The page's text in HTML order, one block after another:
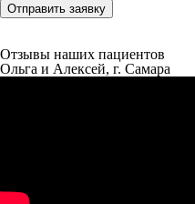
Отзывы наших пациентов
Ольга и Алексей, г. Самара